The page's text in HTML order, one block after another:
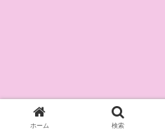
ホーム 検索